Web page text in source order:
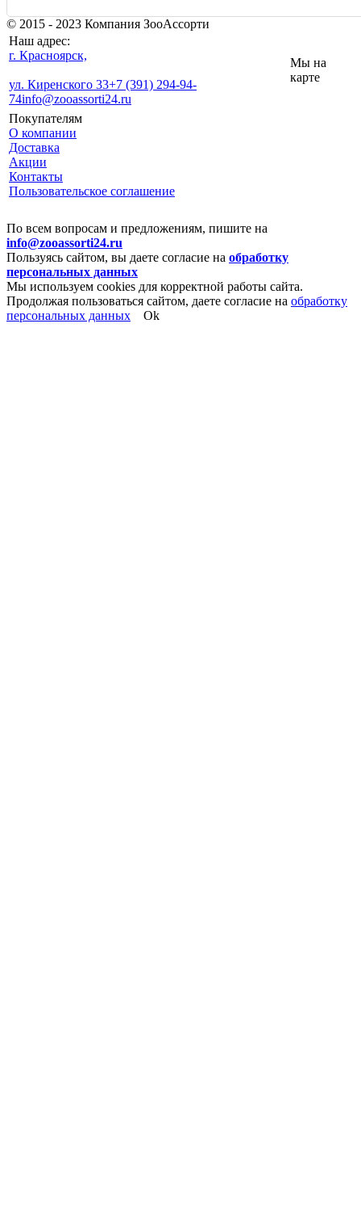
© 2015 - 2023 Компания ЗооАссорти
Наш адрес:
г. Красноярск,
ул. Киренского 33+7 (391) 294-94-
74info@zooassorti24.ru
Мы на
карте
Покупателям
О компании
Доставка
Акции
Контакты
Пользовательское соглашение
По всем вопросам и предложениям, пишите на
info@zooassorti24.ru
Пользуясь сайтом, вы даете согласие на обработку
персональных данных
Мы используем cookies для корректной работы сайта.
Продолжая пользоваться сайтом, даете согласие на обработку
персональных данных
Ok